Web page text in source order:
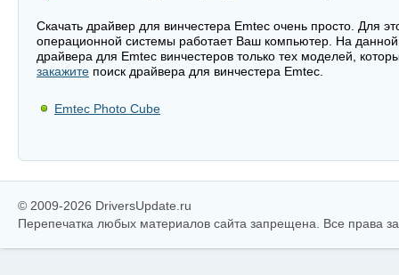
Скачать драйвер для винчестера Emtec очень просто. Для
операционной системы работает Ваш компьютер. На
драйвера для Emtec винчестеров только тех моделей,
закажите поиск драйвера для винчестера Emtec.
Emtec Photo Cube
© 2009-2026 DriversUpdate.ru
Перепечатка любых материалов сайта запрещена. Все права